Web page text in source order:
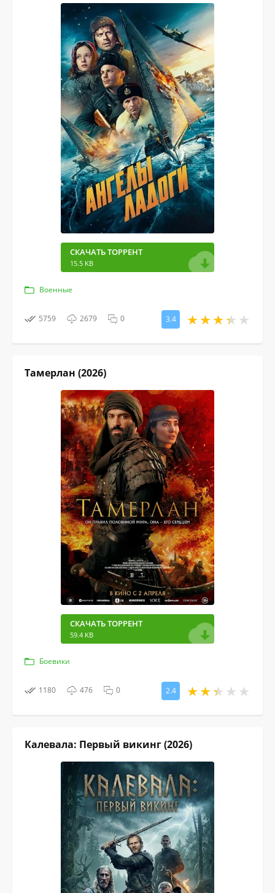
СКАЧАТЬ ТОРРЕНТ
15.5 KB
Военные
5759 2679 0 3.4
Тамерлан (2026)
СКАЧАТЬ ТОРРЕНТ
59.4 KB
Боевики
1180 476 0 2.4
Калевала: Первый викинг (2026)